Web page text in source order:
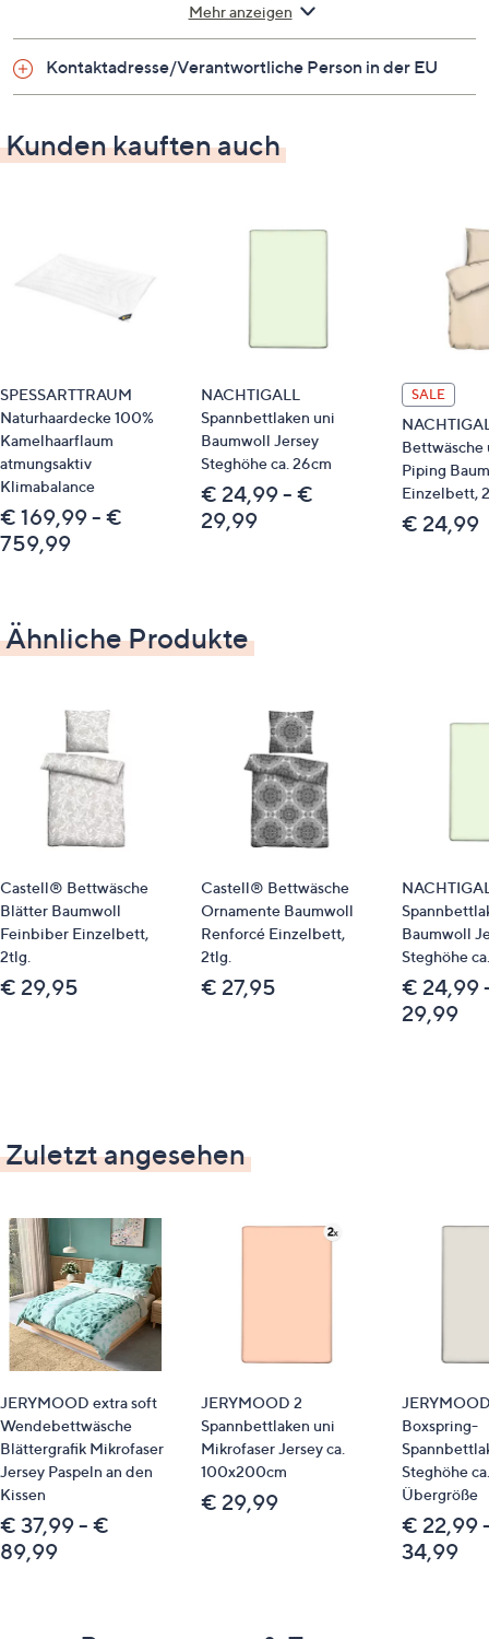
Design Vorderseite: Mandala-Design
Design Rückseite: Mandala-Design
wohlig warm
Reißverschluss
Pflege
trocknergeeignet
Identifikationsnummer
GTIN: 4053855536879
Passende Produkte
Dieser Artikel kann nicht an einen Paketshop oder eine
Qualitätshinweise
STANDARD 100 by OEKO-TEX®
Mehr anzeigen
Kontaktadresse/Verantwortliche Person in der EU
Kunden kauften auch
SPESSARTTRAUM
Naturhaardecke 100%
Kamelhaarflaum
atmungsaktiv
Klimabalance
€ 169,99 - €
759,99
NACHTIGALL
Spannbettlaken uni
Baumwoll Jersey
Steghöhe ca. 26cm
€ 24,99 - €
29,99
SALE
Bettwäsche
Piping
Einzelbett,
€ 24,99
Ähnliche Produkte
Castell® Bettwäsche
Blätter Baumwoll
Feinbiber Einzelbett,
2tlg.
€ 29,95
Castell® Bettwäsche
Ornamente Baumwoll
Renforcé Einzelbett,
2tlg.
€ 27,95
Baumwoll
Steghöhe
€ 24,99
29,99
Zuletzt angesehen
JERYMOOD extra soft
Wendebettwäsche
Blättergrafik Mikrofaser
Jersey Paspeln an den
Kissen
€ 37,99 - €
89,99
JERYMOOD 2
Spannbettlaken uni
Mikrofaser Jersey ca.
100x200cm
€ 29,99
Boxspring-
Steghöhe
Übergröße
€ 22,99
34,99